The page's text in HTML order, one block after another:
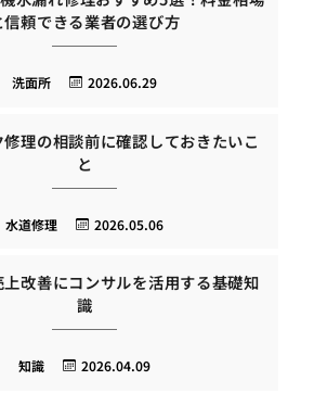
信頼できる業者の選び方
2026.06.29
洗面所
修理の相談前に確認しておきたいこ
と
2026.05.06
水道修理
改善にコンサルを活用する基礎知
識
2026.04.09
知識